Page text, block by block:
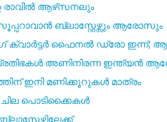
രാവിൽ ആഴ്‌സനലും
ബ്ലാസ്റ്റേഴ്സും ആരോസും
ക്വാർട്ടർ ഫൈനൽ ഡ്രോ ഇന്ന്;
അണിനിരന്ന ഇന്ത്യൻ
ഇനി മണിക്കൂറുകൾ മാത്രം
പൊടിക്കൈകൾ